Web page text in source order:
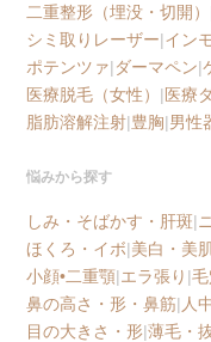
二重整形（埋没・切開）
シミ取りレーザー|イン
ポテンツァ|ダーマペン|
医療脱毛（女性） |医療
脂肪溶解注射|豊胸|男性
悩みから探す
しみ・そばかす・肝斑|
ほくろ・イボ|美白・美
小顔•二重顎|エラ張り |
鼻の高さ・形・鼻筋| 人中
目の大きさ・形|薄毛・